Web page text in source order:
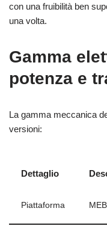
con una fruibilità ben
una volta.
Gamma
potenza e
La gamma meccanica
versioni:
Dettaglio
Piattaforma